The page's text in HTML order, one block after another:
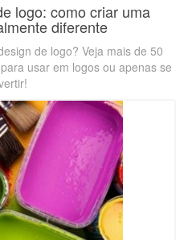
logo: como criar uma
diferente
de logo? Veja mais de 50
usar em logos ou apenas se